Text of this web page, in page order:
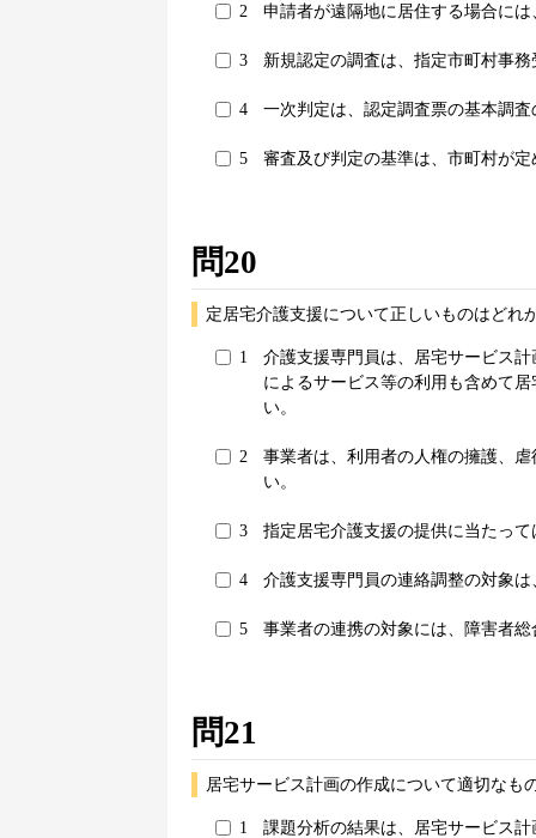
2 申請者が遠隔地に居住する場合に
3 新規認定の調査は、指定市町村事
4 一次判定は、認定調査票の基本調
5 審査及び判定の基準は、市町村が定
問20
定居宅介護支援について正しいものはどれ
1
介護支援専門員は、居宅サービス
によるサービス等の利用も含めて
い。
2
事業者は、利用者の人権の擁護、
い。
3 指定居宅介護支援の提供に当たっ
4 介護支援専門員の連絡調整の対象
5 事業者の連携の対象には、障害者
問21
居宅サービス計画の作成について適切なも
1 課題分析の結果は、居宅サービス